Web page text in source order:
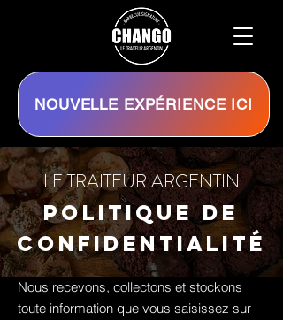
NOUVELLE EXPÉRIENCE ICI
LE TRAITEUR ARGENTIN
politique de
confidentialité
Nous recevons, collectons et stockons
toute information que vous saisissez sur